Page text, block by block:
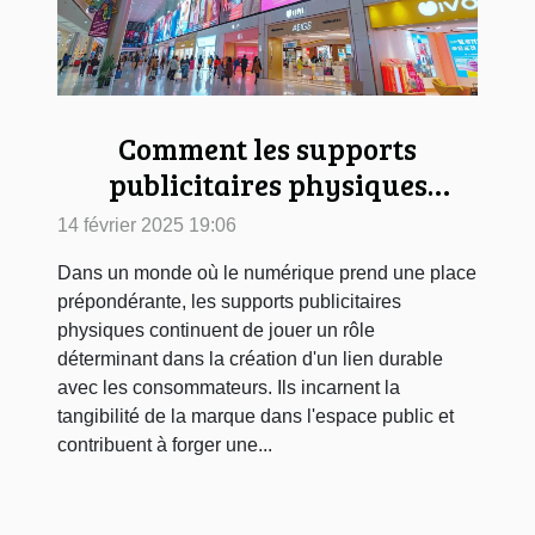
Comment les supports
publicitaires physiques
renforcent-ils l'engagement
client ?
14 février 2025 19:06
Dans un monde où le numérique prend une place
prépondérante, les supports publicitaires
physiques continuent de jouer un rôle
déterminant dans la création d'un lien durable
avec les consommateurs. Ils incarnent la
tangibilité de la marque dans l'espace public et
contribuent à forger une...